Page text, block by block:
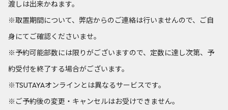
渡しは出来かねます。
※取置期間について、弊店からのご連絡は行いませんので、ご自
身にてご確認くださいませ。
※予約可能部数には限りがございますので、定数に達し次第、予
約受付を終了する場合がございます。
※TSUTAYAオンラインとは異なるサービスです。
※ご予約後の変更・キャンセルはお受けできません。